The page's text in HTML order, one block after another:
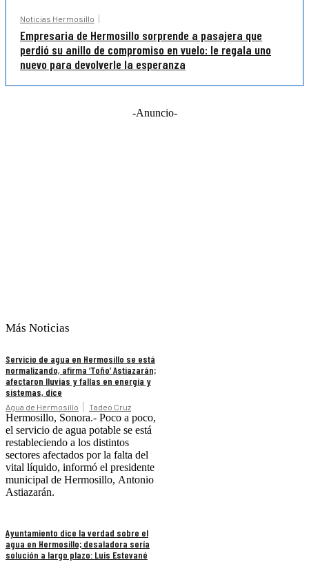
Noticias Hermosillo
Empresaria de Hermosillo sorprende a pasajera que
perdió su anillo de compromiso en vuelo: le regala uno
nuevo para devolverle la esperanza
-Anuncio-
Más Noticias
Servicio de agua en Hermosillo se está
normalizando, afirma ‘Toño’ Astiazarán;
afectaron lluvias y fallas en energía y
sistemas, dice
Agua de Hermosillo Tadeo Cruz
Hermosillo, Sonora.- Poco a poco,
el servicio de agua potable se está
restableciendo a los distintos
sectores afectados por la falta del
vital líquido, informó el presidente
municipal de Hermosillo, Antonio
Astiazarán.
Ayuntamiento dice la verdad sobre el
agua en Hermosillo; desaladora sería
solución a largo plazo: Luis Estevané